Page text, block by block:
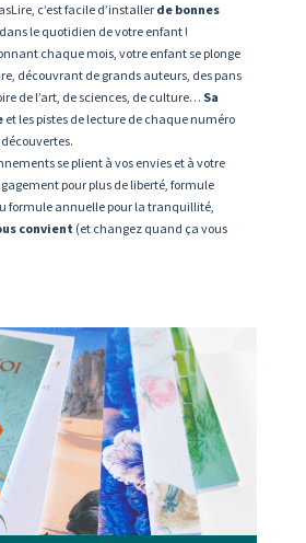
c’est facile d’installer de bonnes
le quotidien de votre enfant !
chaque mois, votre enfant se plonge
découvrant de grands auteurs, des pans
de l’art, de sciences, de culture… Sa
et les pistes de lecture de chaque numéro
se plient à vos envies et à votre
pour plus de liberté, formule
formule annuelle pour la tranquillité,
convient (et changez quand ça vous